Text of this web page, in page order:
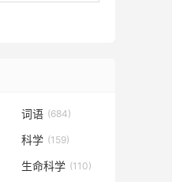
词语 (684)
科学 (159)
生命科学 (110)